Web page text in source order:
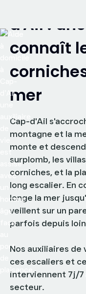
d'Ail :
connaît
mer
Cap-d'Ail
montagne et la
monte et
surplomb, les
corniches, et la
long escalier. En
longe la mer
veillent sur un
parfois depuis
Nos auxiliaires
ces escaliers et
interviennent 7j/7
secteur.